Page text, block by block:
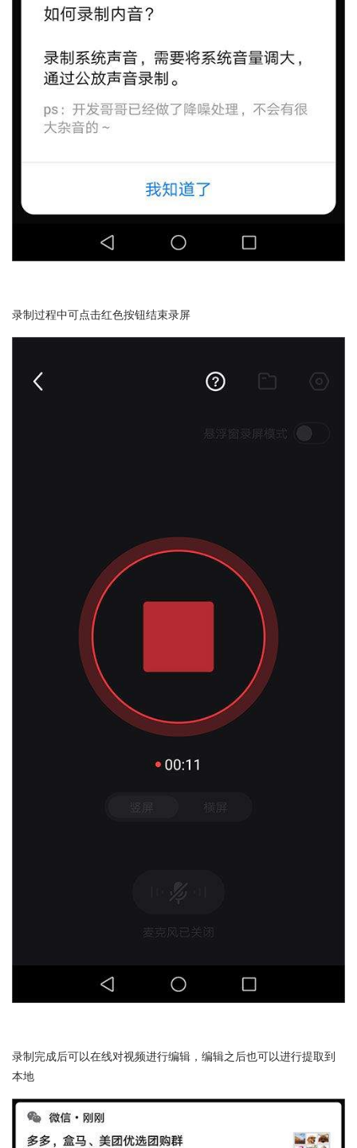
录制过程中可点击红色按钮结束录屏
录制完成后可以在线对视频进行编辑，编辑之后也可以进行提取到
本地